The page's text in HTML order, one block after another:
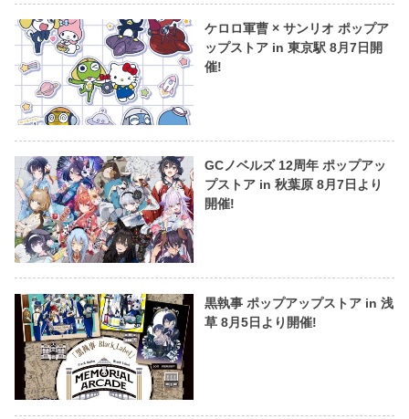
ケロロ軍曹 × サンリオ ポップア
ップストア in 東京駅 8月7日開
催!
GCノベルズ 12周年 ポップアッ
プストア in 秋葉原 8月7日より
開催!
黒執事 ポップアップストア in 浅
草 8月5日より開催!